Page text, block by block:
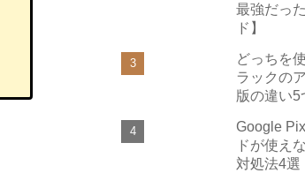
最強だっ
ド】
どっちを
ラックの
版の違い5
Google
ドが使え
対処法4選